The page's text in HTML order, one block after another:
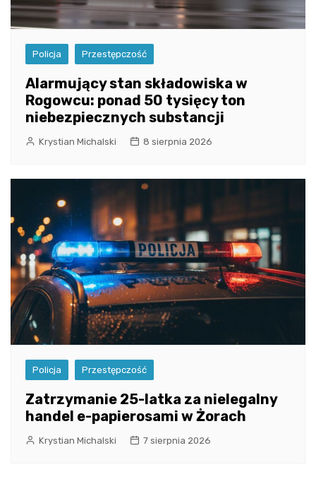
Policja Przestępczość
Alarmujący stan składowiska w
Rogowcu: ponad 50 tysięcy ton
niebezpiecznych substancji
Krystian Michalski 8 sierpnia 2026
Policja Przestępczość
Zatrzymanie 25-latka za nielegalny
handel e-papierosami w Żorach
Krystian Michalski 7 sierpnia 2026